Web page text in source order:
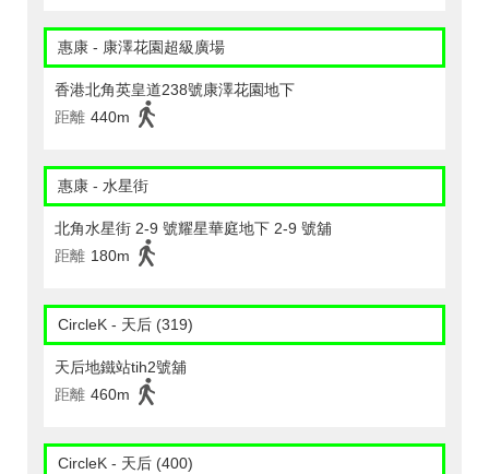
惠康 - 康澤花園超級廣場
香港北角英皇道238號康澤花園地下
距離 440m
惠康 - 水星街
北角水星街 2-9 號耀星華庭地下 2-9 號舖
距離 180m
CircleK - 天后 (319)
天后地鐵站tih2號舖
距離 460m
CircleK - 天后 (400)